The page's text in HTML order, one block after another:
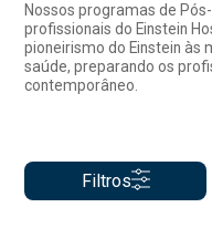
Nossos programas de
profissionais do Einstein
pioneirismo do Einstein às
saúde, preparando os
contemporâneo.
Filtros